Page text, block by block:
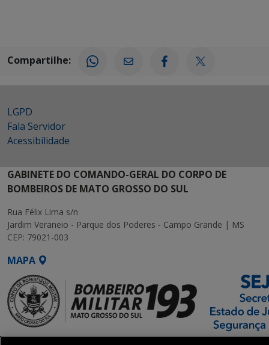
Compartilhe:
LGPD
Fala Servidor
Acessibilidade
GABINETE DO COMANDO-GERAL DO CORPO DE
BOMBEIROS DE MATO GROSSO DO SUL
Rua Félix Lima s/n
Jardim Veraneio - Parque dos Poderes - Campo Grande | MS
CEP: 79021-003
MAPA